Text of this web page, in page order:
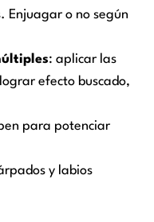
Enjuagar o no según
: aplicar las
efecto buscado,
para potenciar
y labios